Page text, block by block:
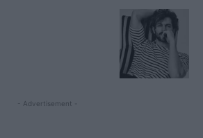
- Advertisement -